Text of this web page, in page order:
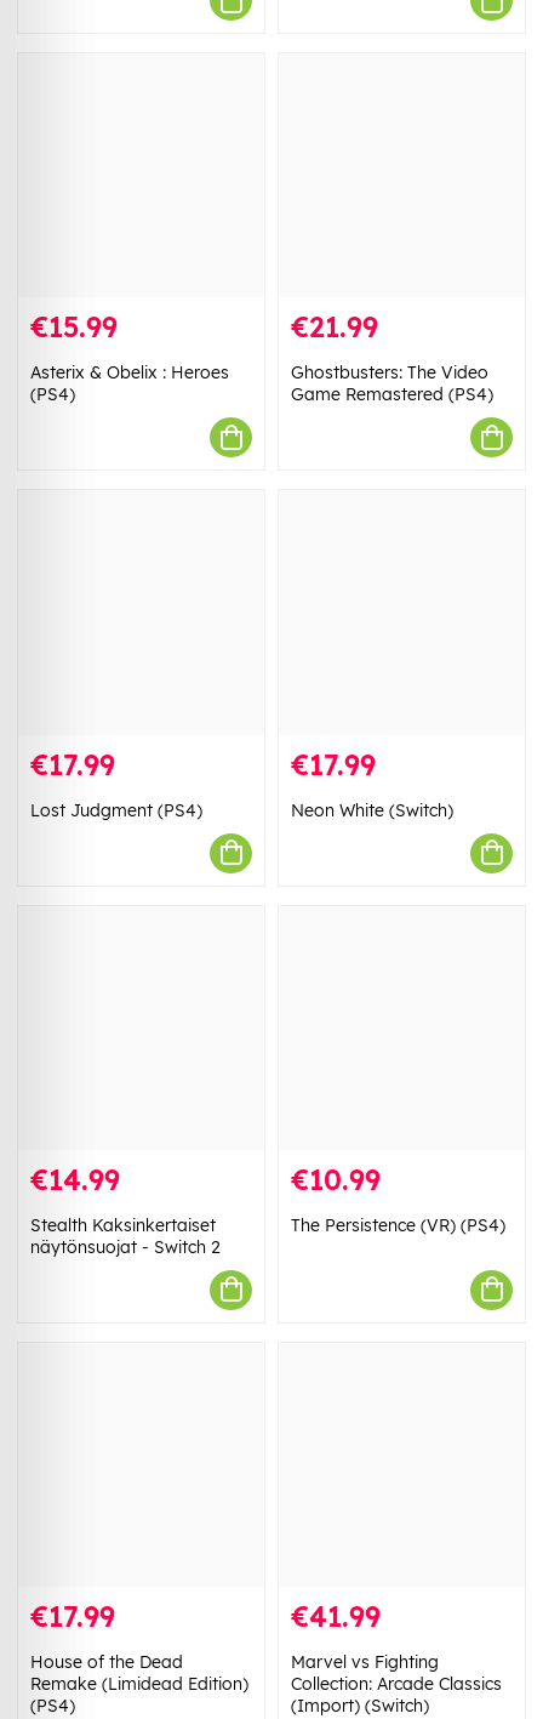
€15.99
Asterix & Obelix : Heroes
(PS4)
€21.99
Ghostbusters: The Video
Game Remastered (PS4)
€17.99
Lost Judgment (PS4)
€17.99
Neon White (Switch)
€14.99
Stealth Kaksinkertaiset
näytönsuojat - Switch 2
€10.99
The Persistence (VR) (PS4)
€17.99
House of the Dead
Remake (Limidead Edition)
(PS4)
€41.99
Marvel vs Fighting
Collection: Arcade Classics
(Import) (Switch)